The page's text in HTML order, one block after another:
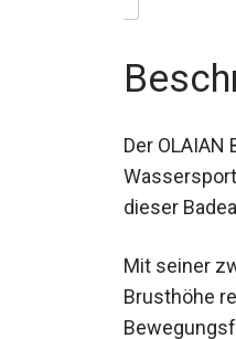
Der
dieser
Mit seiner
Brusthöhe
absolute